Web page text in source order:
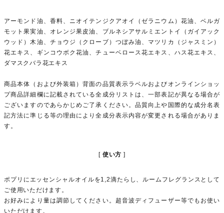
アーモンド油、香料、ニオイテンジクアオイ（ゼラニウム）花油、ベルガ
モット果実油、オレンジ果皮油、ブルネシアサルミエントイ（ガイアック
ウッド）木油、チョウジ（クローブ）つぼみ油、マツリカ（ジャスミン）
花エキス、ギンコウボク花油、チューベロース花エキス、ハス花エキス、
ダマスクバラ花エキス
商品本体（および外装箱）背面の品質表示ラベルおよびオンラインショッ
プ商品詳細欄に記載されている全成分リストは、一部表記が異なる場合が
ございますのであらかじめご了承ください。品質向上や国際的な成分名表
記方法に準じる等の理由により全成分表示内容が変更される場合がありま
す。
使い方
ポプリにエッセンシャルオイルを1,2滴たらし、ルームフレグランスとして
ご使用いただけます。
お好みにより量は調節してください。超音波ディフューザー等でもお使い
いただけます。